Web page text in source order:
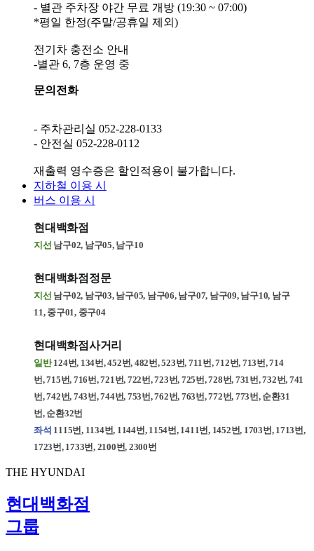
- 별관 주차장 야간 무료 개방 (19:30 ~ 07:00)
*평일 한정(주말/공휴일 제외)
전기차 충전소 안내
문의전화
- 주차관리실 052-228-0133
지하철 이용 시
버스 이용 시
현대백화점
지선 남구02, 남구05, 남구10
현대백화점정문
지선 남구02, 남구03, 남구05, 남구06, 남구07, 남구09, 남구10, 남구
11, 중구01, 중구04
현대백화점사거리
일반124번, 134번, 452번, 482번,523번, 711번, 712번, 713번, 714
번,715번, 716번, 721번, 722번,723번, 725번, 728번, 731번,732번, 741
번, 742번, 743번, 744번, 753번,762번, 763번,772번, 773번, 순환31
번, 순환32번
좌석 1115번, 1134번, 1144번, 1154번, 1411번, 1452번, 1703번, 1713번,
1723번, 1733번, 2100번, 2300번
THE HYUNDAI
현대백화점
그룹